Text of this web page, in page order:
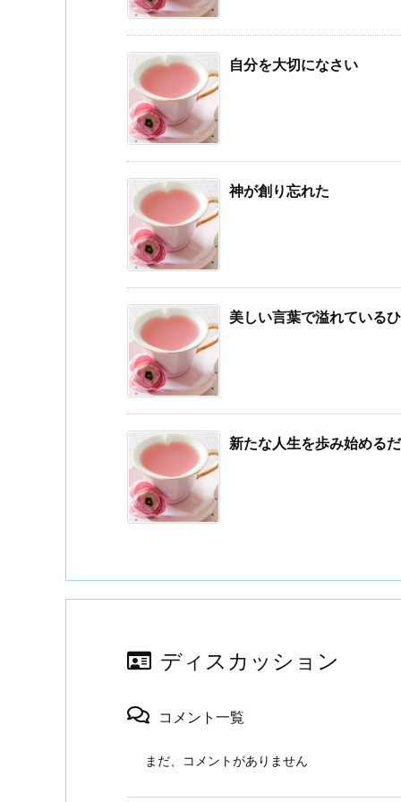
自分を大切になさい
神が創り忘れた
美しい言葉で溢れている
新たな人生を歩み始める
ディスカッション
コメント一覧
まだ、コメントがありません